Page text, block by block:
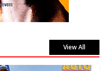
View All